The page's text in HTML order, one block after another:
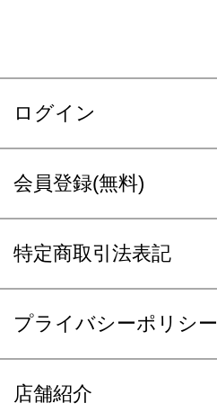
ログイン
会員登録(無料)
特定商取引法表記
プライバシーポリシー
店舗紹介